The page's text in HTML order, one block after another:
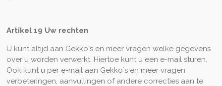
Artikel 19 Uw rechten
U kunt altijd aan Gekko`s en meer vragen welke gegevens
over u worden verwerkt. Hiertoe kunt u een e-mail sturen.
Ook kunt u per e-mail aan Gekko`s en meer vragen
verbeteringen, aanvullingen of andere correcties aan te